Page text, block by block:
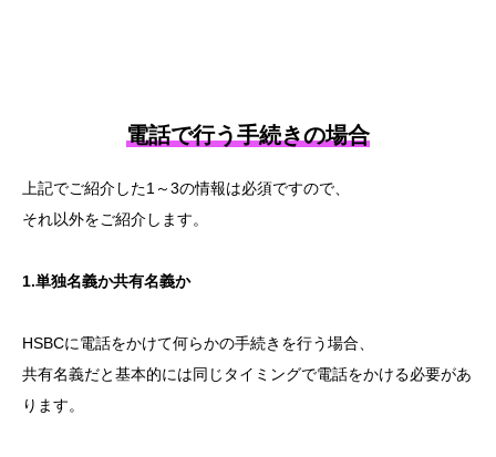
電話で行う手続きの場合
上記でご紹介した1～3の情報は必須ですので、
それ以外をご紹介します。
1.単独名義か共有名義か
HSBCに電話をかけて何らかの手続きを行う場合、
共有名義だと基本的には同じタイミングで電話をかける必要があ
ります。